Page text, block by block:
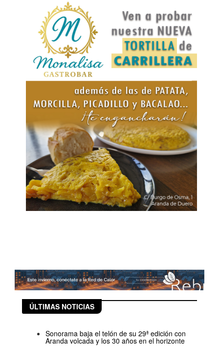
ÚLTIMAS NOTICIAS
Sonorama baja el telón de su 29ª edición con
Aranda volcada y los 30 años en el horizonte